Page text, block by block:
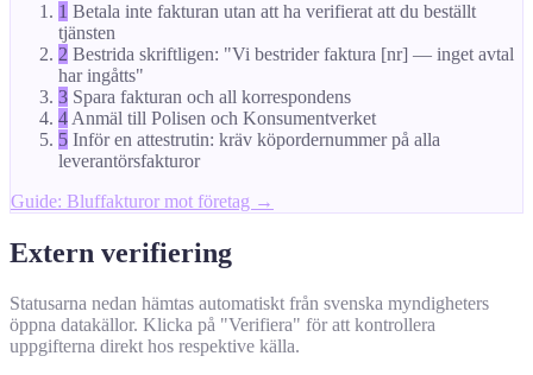
1 Betala inte fakturan utan att ha verifierat att du beställt
tjänsten
2 Bestrida skriftligen: "Vi bestrider faktura [nr] — inget avtal
har ingåtts"
3 Spara fakturan och all korrespondens
4 Anmäl till Polisen och Konsumentverket
5 Inför en attestrutin: kräv köpordernummer på alla
leverantörsfakturor
Guide: Bluffakturor mot företag →
Extern verifiering
Statusarna nedan hämtas automatiskt från svenska myndigheters
öppna datakällor. Klicka på "Verifiera" för att kontrollera
uppgifterna direkt hos respektive källa.